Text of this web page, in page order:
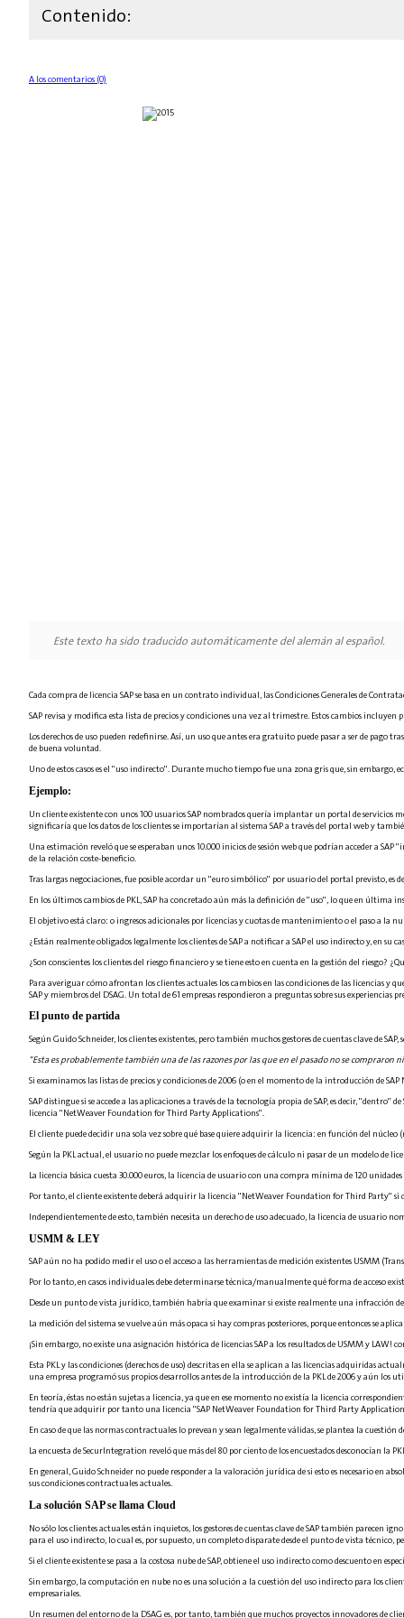
Contenido:
A los comentarios (0)
Este texto ha sido traducido automáticamente del alemán al español.
Cada compra de licencia SAP se basa en un contrato individual, las Condiciones Generales de
SAP revisa y modifica esta lista de precios y condiciones una vez al trimestre. Estos cambios
Los derechos de uso pueden redefinirse. Así, un uso que antes era gratuito puede pasar a ser de
de buena voluntad.
Uno de estos casos es el "uso indirecto". Durante mucho tiempo fue una zona gris que, sin
Ejemplo:
Un cliente existente con unos 100 usuarios SAP nombrados quería implantar un portal de servicios
significaría que los datos de los clientes se importarían al sistema SAP a través del portal web y
Una estimación reveló que se esperaban unos 10.000 inicios de sesión web que podrían acceder a
de la relación coste-beneficio.
Tras largas negociaciones, fue posible acordar un "euro simbólico" por usuario del portal previsto, es
En los últimos cambios de PKL, SAP ha concretado aún más la definición de "uso", lo que en
El objetivo está claro: o ingresos adicionales por licencias y cuotas de mantenimiento o el paso a la
¿Están realmente obligados legalmente los clientes de SAP a notificar a SAP el uso indirecto y, en su
¿Son conscientes los clientes del riesgo financiero y se tiene esto en cuenta en la gestión del riesgo?
Para averiguar cómo afrontan los clientes actuales los cambios en las condiciones de las licencias y
SAP y miembros del DSAG. Un total de 61 empresas respondieron a preguntas sobre sus experiencias
El punto de partida
Según Guido Schneider, los clientes existentes, pero también muchos gestores de cuentas clave de
"Esta es probablemente también una de las razones por las que en el pasado no se compraron
Si examinamos las listas de precios y condiciones de 2006 (o en el momento de la introducción de
SAP distingue si se accede a las aplicaciones a través de la tecnología propia de SAP, es decir,
licencia "NetWeaver Foundation for Third Party Applications".
El cliente puede decidir una sola vez sobre qué base quiere adquirir la licencia: en función del
Según la PKL actual, el usuario no puede mezclar los enfoques de cálculo ni pasar de un modelo de
La licencia básica cuesta 30.000 euros, la licencia de usuario con una compra mínima de 120
Por tanto, el cliente existente deberá adquirir la licencia "NetWeaver Foundation for Third Party" si
Independientemente de esto, también necesita un derecho de uso adecuado, la licencia de usuario
USMM & LEY
SAP aún no ha podido medir el uso o el acceso a las herramientas de medición existentes USMM
Por lo tanto, en casos individuales debe determinarse técnica/manualmente qué forma de acceso
Desde un punto de vista jurídico, también habría que examinar si existe realmente una infracción
La medición del sistema se vuelve aún más opaca si hay compras posteriores, porque entonces se
¡Sin embargo, no existe una asignación histórica de licencias SAP a los resultados de USMM y
Esta PKL y las condiciones (derechos de uso) descritas en ella se aplican a las licencias adquiridas
una empresa programó sus propios desarrollos antes de la introducción de la PKL de 2006 y aún los
En teoría, éstas no están sujetas a licencia, ya que en ese momento no existía la licencia
tendría que adquirir por tanto una licencia "SAP NetWeaver Foundation for Third Party
En caso de que las normas contractuales lo prevean y sean legalmente válidas, se plantea la cuestión
La encuesta de SecurIntegration reveló que más del 80 por ciento de los encuestados desconocían la
En general, Guido Schneider no puede responder a la valoración jurídica de si esto es necesario en
sus condiciones contractuales actuales.
La solución SAP se llama Cloud
No sólo los clientes actuales están inquietos, los gestores de cuentas clave de SAP también parecen
para el uso indirecto, lo cual es, por supuesto, un completo disparate desde el punto de vista
Si el cliente existente se pasa a la costosa nube de SAP, obtiene el uso indirecto como descuento en
Sin embargo, la computación en nube no es una solución a la cuestión del uso indirecto para los
empresariales.
Un resumen del entorno de la DSAG es, por tanto, también que muchos proyectos innovadores de